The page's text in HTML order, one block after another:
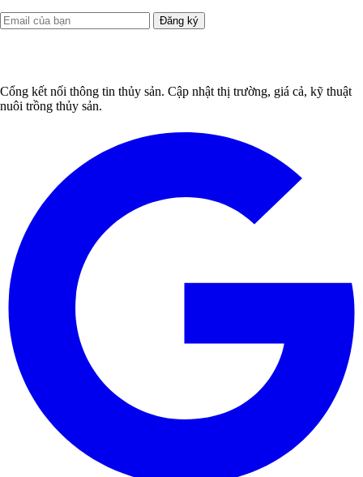
Đăng ký
Cổng kết nối thông tin thủy sản. Cập nhật thị trường, giá cả, kỹ thuật
nuôi trồng thủy sản.